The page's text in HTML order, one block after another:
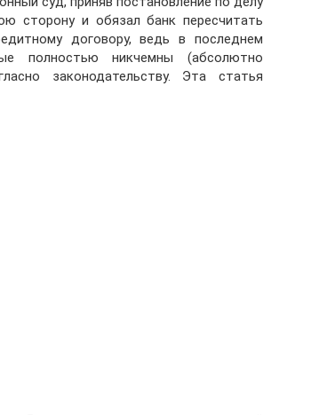
сторону и обязал банк пересчитать
договору, ведь в последнем
полностью никчемны (абсолютно
законодательству. Эта статья